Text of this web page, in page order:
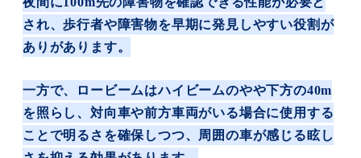
され、歩行者や障害物を早期に発見しやすい役割が
ありがあります。
一方で、ロービームはハイビームのやや下方の40m
を照らし、対向車や前方車両がいる場合に使用する
ことで明るさを確保しつつ、周囲の車が感じる眩し